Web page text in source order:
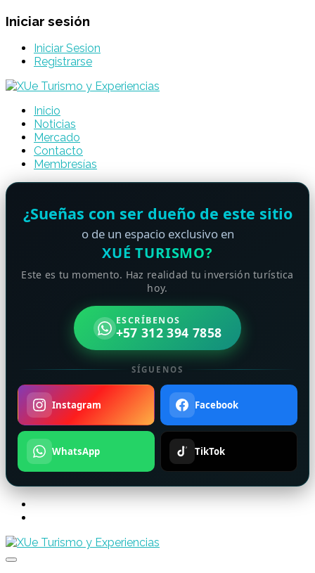
Iniciar sesión
Iniciar Sesion
Registrarse
Inicio
Noticias
Mercado
Contacto
Membresías
¿Sueñas con ser dueño de este sitio
o de un espacio exclusivo en
XUÉ TURISMO?
Este es tu momento. Haz realidad tu inversión turística
hoy.
ESCRÍBENOS
+57 312 394 7858
SÍGUENOS
Instagram Facebook
WhatsApp TikTok